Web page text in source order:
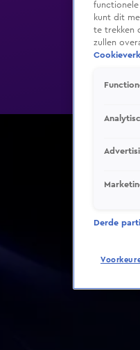
kunt dit
te trekken
zullen
Derde